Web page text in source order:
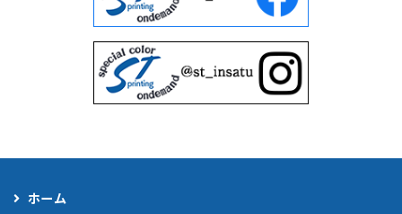
ホーム